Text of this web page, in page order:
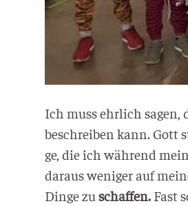
Ich muss ehr­lich
beschrei­ben kann. Gott
ge, die ich wäh­rend
dar­aus weni­ger auf
Din­ge zu schaf­fen. Fast